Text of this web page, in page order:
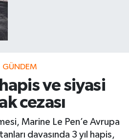
GÜNDEM
hapis ve siyasi
cezası
Marine Le Pen’e Avrupa
davasında 3 yıl hapis,